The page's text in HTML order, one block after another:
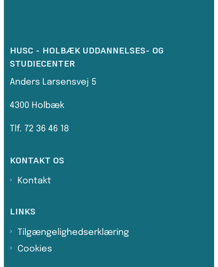
HUSC - HOLBÆK UDDANNELSES- OG
STUDIECENTER
Anders Larsensvej 5
4300 Holbæk
Tlf. 72 36 46 18
KONTAKT OS
Kontakt
LINKS
Tilgængelighedserklæring
Cookies